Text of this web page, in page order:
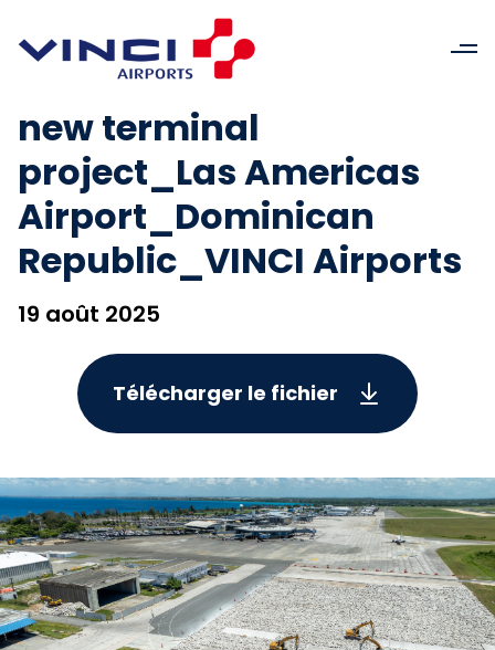
new terminal
project_Las Americas
Airport_Dominican
Republic_VINCI Airports
19 août 2025
Télécharger le fichier